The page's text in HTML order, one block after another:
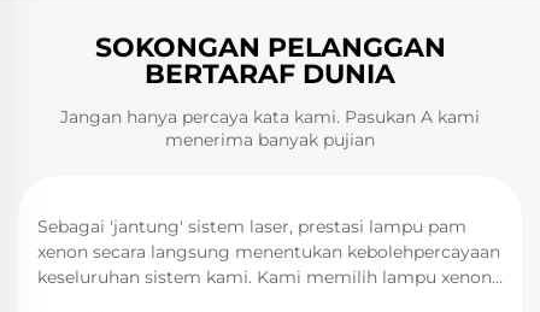
SOKONGAN PELANGGAN
BERTARAF DUNIA
Jangan hanya percaya kata kami. Pasukan A kami
menerima banyak pujian
Sebagai 'jantung' sistem laser, prestasi lampu pam
xenon secara langsung menentukan kebolehpercayaan
keseluruhan sistem kami. Kami memilih lampu xenon